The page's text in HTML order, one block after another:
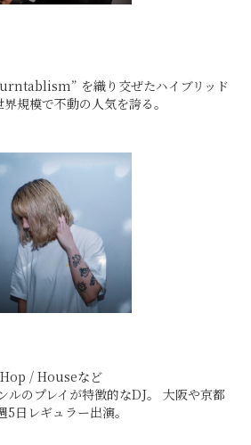
を織り交ぜたハイブリッド
規模で不動の人気を誇る。
/ Houseなど
ルのプレイが特徴的なDJ。 大阪や京都
日レギュラー出演。